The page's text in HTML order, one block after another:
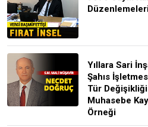
Yıllara Sari
Şahıs
Tür
Muhasebe
Örneği